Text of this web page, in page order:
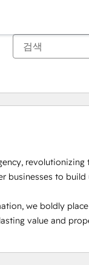
businesses to
we boldly
value and